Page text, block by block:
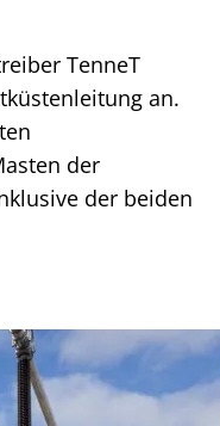
TenneT
an.
der
der beiden